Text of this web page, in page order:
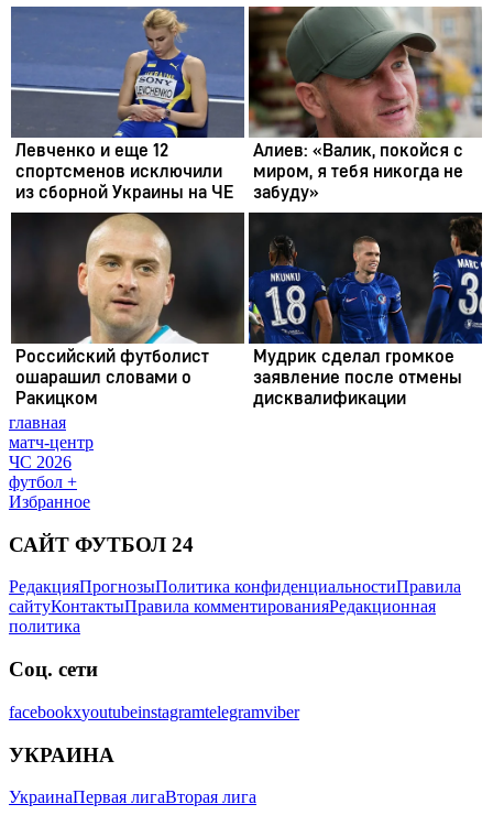
главная
матч-центр
ЧС 2026
футбол +
Избранное
САЙТ ФУТБОЛ 24
РедакцияПрогнозыПолитика конфиденциальностиПравила
сайтуКонтактыПравила комментированияРедакционная
политика
Соц. сети
facebookxyoutubeinstagramtelegramviber
УКРАИНА
УкраинаПервая лигаВторая лига